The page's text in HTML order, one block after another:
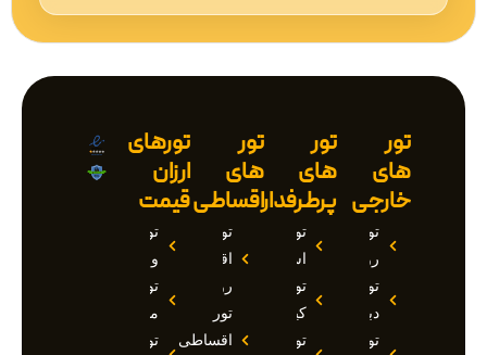
تور
های
خارجی
تور
روسیه
تور
دبی
تور
تور
های
پرطرفدار
تور
استانبول
تور
کیش
تور
تور
های
اقساطی
تور
اقساطی
روسیه
تور
اقساطی
تورهای
ارزان
قیمت
تور
وان
تور
مارماریس
تور